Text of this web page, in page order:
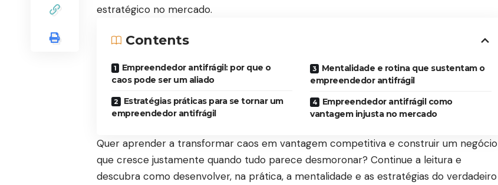
estratégico no mercado.
Contents
Empreendedor antifrágil: por que o
caos pode ser um aliado
Estratégias práticas para se tornar um
empreendedor antifrágil
Mentalidade e rotina que sustentam o
empreendedor antifrágil
Empreendedor antifrágil como
vantagem injusta no mercado
Quer aprender a transformar caos em vantagem competitiva e construir um negócio
que cresce justamente quando tudo parece desmoronar? Continue a leitura e
descubra como desenvolver, na prática, a mentalidade e as estratégias do verdadeiro